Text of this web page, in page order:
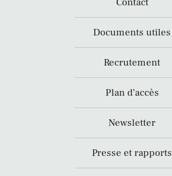
Documents utiles
Recrutement
Plan d’accès
Newsletter
Presse et rapports